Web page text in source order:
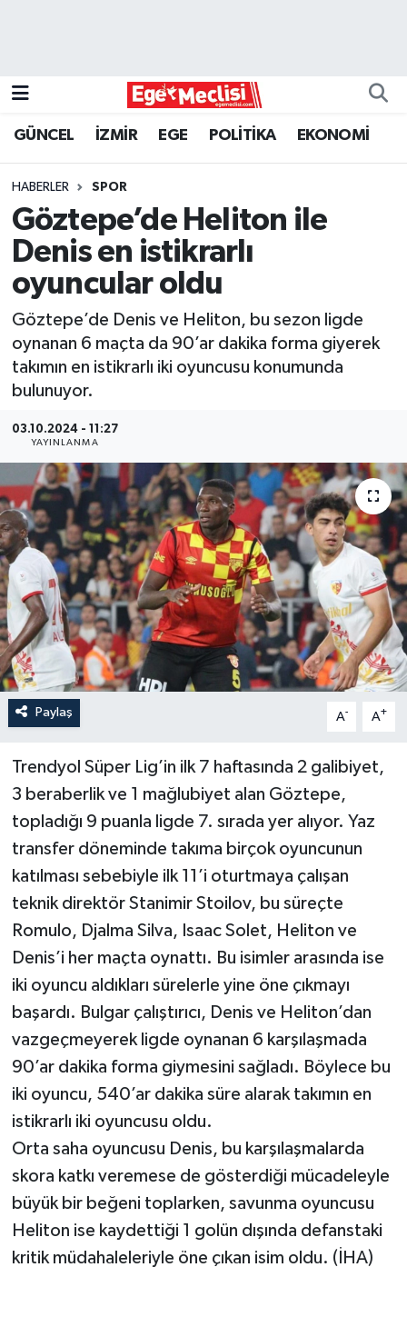
GÜNCEL İZMİR EGE POLİTİKA EKONOMİ
HABERLER SPOR
Göztepe’de Heliton ile
Denis en istikrarlı
oyuncular oldu
Göztepe’de Denis ve Heliton, bu sezon ligde
oynanan 6 maçta da 90’ar dakika forma giyerek
takımın en istikrarlı iki oyuncusu konumunda
bulunuyor.
03.10.2024 - 11:27
YAYINLANMA
Paylaş A- A+
Trendyol Süper Lig’in ilk 7 haftasında 2 galibiyet,
3 beraberlik ve 1 mağlubiyet alan Göztepe,
topladığı 9 puanla ligde 7. sırada yer alıyor. Yaz
transfer döneminde takıma birçok oyuncunun
katılması sebebiyle ilk 11’i oturtmaya çalışan
teknik direktör Stanimir Stoilov, bu süreçte
Romulo, Djalma Silva, Isaac Solet, Heliton ve
Denis’i her maçta oynattı. Bu isimler arasında ise
iki oyuncu aldıkları sürelerle yine öne çıkmayı
başardı. Bulgar çalıştırıcı, Denis ve Heliton’dan
vazgeçmeyerek ligde oynanan 6 karşılaşmada
90’ar dakika forma giymesini sağladı. Böylece bu
iki oyuncu, 540’ar dakika süre alarak takımın en
istikrarlı iki oyuncusu oldu.
Orta saha oyuncusu Denis, bu karşılaşmalarda
skora katkı veremese de gösterdiği mücadeleyle
büyük bir beğeni toplarken, savunma oyuncusu
Heliton ise kaydettiği 1 golün dışında defanstaki
kritik müdahaleleriyle öne çıkan isim oldu. (İHA)
GÜNCEL
İZMİR
ÖZEL HABER
Programlar
SPOR
YAŞAM